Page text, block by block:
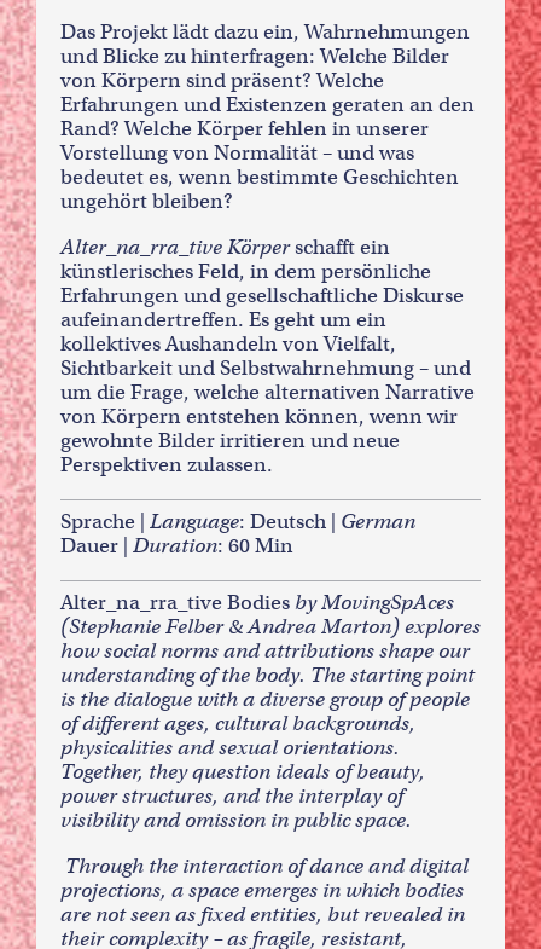
Das Projekt lädt dazu ein, Wahrnehmungen
und Blicke zu hinterfragen: Welche Bilder
von Körpern sind präsent? Welche
Erfahrungen und Existenzen geraten an den
Rand? Welche Körper fehlen in unserer
Vorstellung von Normalität – und was
bedeutet es, wenn bestimmte Geschichten
ungehört bleiben?
Alter_na_rra_tive Körperschafft ein
künstlerisches Feld, in dem persönliche
Erfahrungen und gesellschaftliche Diskurse
aufeinandertreffen. Es geht um ein
kollektives Aushandeln von Vielfalt,
Sichtbarkeit und Selbstwahrnehmung – und
um die Frage, welche alternativen Narrative
von Körpern entstehen können, wenn wir
gewohnte Bilder irritieren und neue
Perspektiven zulassen.
Sprache | Language: Deutsch | German
Dauer | Duration: 60 Min
Alter_na_rra_tive Bodiesby MovingSpAces
(Stephanie Felber & Andrea Marton) explores
how social norms and attributions shape our
understanding of the body. The starting point
is the dialogue with a diverse group of people
of different ages, cultural backgrounds,
physicalities and sexual orientations.
Together, they question ideals of beauty,
power structures, and the interplay of
visibility and omission in public space.
Through the interaction of dance and digital
projections, a space emerges in which bodies
are not seen as fixed entities, but revealed in
their complexity – as fragile, resistant,